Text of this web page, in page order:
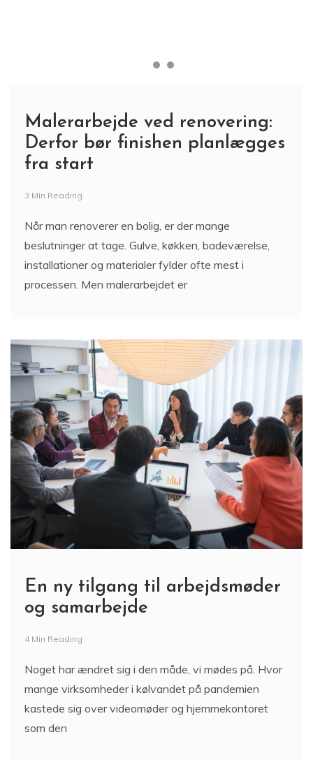
Malerarbejde ved renovering:
Derfor bør finishen planlægges
fra start
3 Min Reading
Når man renoverer en bolig, er der mange
beslutninger at tage. Gulve, køkken, badeværelse,
installationer og materialer fylder ofte mest i
processen. Men malerarbejdet er
En ny tilgang til arbejdsmøder
og samarbejde
4 Min Reading
Noget har ændret sig i den måde, vi mødes på. Hvor
mange virksomheder i kølvandet på pandemien
kastede sig over videomøder og hjemmekontoret
som den